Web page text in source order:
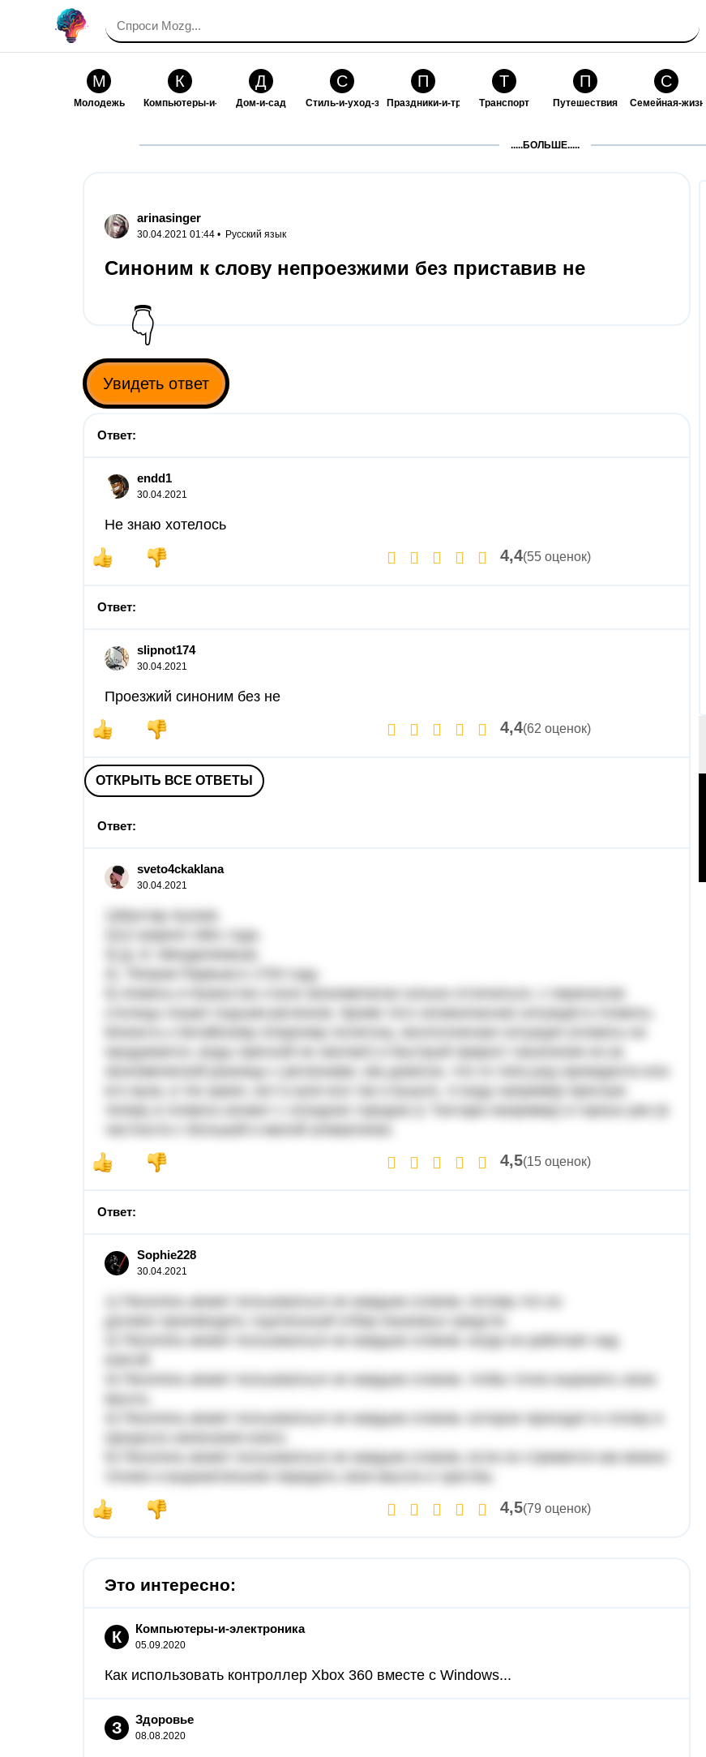
М
Молодежь
К
Компьютеры-и-электроника
Д
Дом-и-сад
С
Стиль-и-уход-за-собой
П
Праздники-и-традиции
Т
Транспорт
П
Путешествия
С
Семейная-жизнь
.....БОЛЬШЕ.....
arinasinger
30.04.2021 01:44 • Русский язык
Синоним к слову непроезжими без приставив не
👇
Увидеть ответ
Ответ:
endd1
30.04.2021
Не знаю хотелось
4,4(55 оценок)
Ответ:
slipnot174
30.04.2021
Проезжий синоним без не
4,4(62 оценок)
ОТКРЫТЬ ВСЕ ОТВЕТЫ
Ответ:
sveto4ckaklana
30.04.2021
1)Мухтар Ауэзов
2)12 апреля 1961 года.
3) Д. И. Менделеевым.
4) Петром Первым в 1703 году.
5) Апматы и Казахстан стали экономически сильно отличаться, с переносом
продувается, воды пресной не хватает) и быстрый прирост населения из-за
экономической разницы с регионами, как довесок, что-то типа род призидента или
его жуза, в тех краях, вот в купе все так и вышло. А воду например пресную
4,5(15 оценок)
Ответ:
Sophie228
30.04.2021
1) Писатель может пользоваться не каждым словом, потому что он
2) Писатель может пользоваться не каждым словом, когда он работает над
3) Писатель может пользоваться не каждым словом, чтобы точно выразить свою
4) Писатель может пользоваться не каждым словом, которое приходит в голову в
5) Писатель может пользоваться не каждым словом, если он стремится как можно
4,5(79 оценок)
Это интересно:
К Компьютеры-и-электроника
05.09.2020
Как использовать контроллер Xbox 360 вместе с Windows...
З Здоровье
08.08.2020